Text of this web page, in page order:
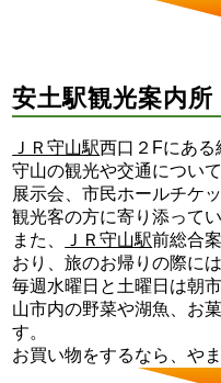
安土駅観光案内所
ＪＲ守山駅西口２Fにある
守山の観光や交通につい
展示会、市民ホールチケ
観光客の方に寄り添ってい
また、
ＪＲ守山駅前総合
おり、旅のお帰りの際に
毎週水曜日と土曜日は朝
山市内の野菜や湖魚、お
す。
お買い物をするなら、や